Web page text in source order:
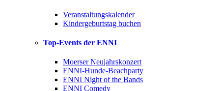
Veranstaltungskalender
Kindergeburtstag buchen
Top-Events der ENNI
Moerser Neujahrskonzert
ENNI-Hunde-Beachparty
ENNI Night of the Bands
ENNI Comedy